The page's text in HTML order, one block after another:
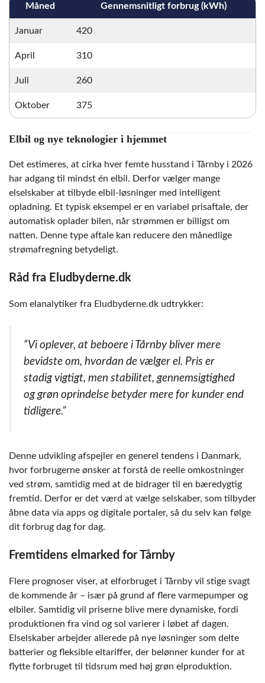
Måned Gennemsnitligt forbrug (kWh)
Januar 420
April 310
Juli 260
Oktober 375
Elbil og nye teknologier i hjemmet
Det estimeres, at cirka hver femte husstand i Tårnby i 2026
har adgang til mindst én elbil. Derfor vælger mange
elselskaber at tilbyde elbil-løsninger med intelligent
opladning. Et typisk eksempel er en variabel pris­aftale, der
automatisk oplader bilen, når strømmen er billigst om
natten. Denne type aftale kan reducere den månedlige
strømafregning betydeligt.
Råd fra Eludbyderne.dk
Som elanalytiker fra Eludbyderne.dk udtrykker:
“Vi oplever, at beboere i Tårnby bliver mere
bevidste om, hvordan de vælger el. Pris er
stadig vigtigt, men stabilitet, gennemsigtighed
og grøn oprindelse betyder mere for kunder end
tidligere.”
Denne udvikling afspejler en generel tendens i Danmark,
hvor forbrugerne ønsker at forstå de reelle omkostninger
ved strøm, samtidig med at de bidrager til en bæredygtig
fremtid. Derfor er det værd at vælge selskaber, som tilbyder
åbne data via apps og digitale portaler, så du selv kan følge
dit forbrug dag for dag.
Fremtidens elmarked for Tårnby
Flere prognoser viser, at elforbruget i Tårnby vil stige svagt
de kommende år – især på grund af flere varmepumper og
elbiler. Samtidig vil priserne blive mere dynamiske, fordi
produktionen fra vind og sol varierer i løbet af dagen.
Elselskaber arbejder allerede på nye løsninger som delte
batterier og fleksible eltariffer, der belønner kunder for at
flytte forbruget til tidsrum med høj grøn elproduktion.